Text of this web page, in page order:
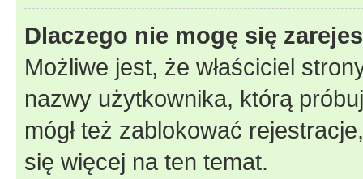
Dlaczego nie mogę się
Możliwe jest, że właściciel
nazwy użytkownika, którą
mógł też zablokować
się więcej na ten temat.